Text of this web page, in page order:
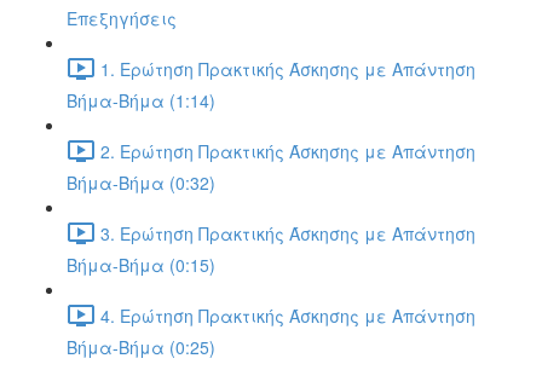
Επεξηγήσεις
1. Ερώτηση Πρακτικής Άσκησης με Απάντηση
Βήμα-Βήμα (1:14)
2. Ερώτηση Πρακτικής Άσκησης με Απάντηση
Βήμα-Βήμα (0:32)
3. Ερώτηση Πρακτικής Άσκησης με Απάντηση
Βήμα-Βήμα (0:15)
4. Ερώτηση Πρακτικής Άσκησης με Απάντηση
Βήμα-Βήμα (0:25)